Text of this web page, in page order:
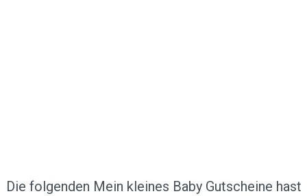
Die folgenden Mein kleines Baby Gutscheine hast